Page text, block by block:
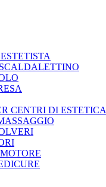
CENTRI DI ESTETICA